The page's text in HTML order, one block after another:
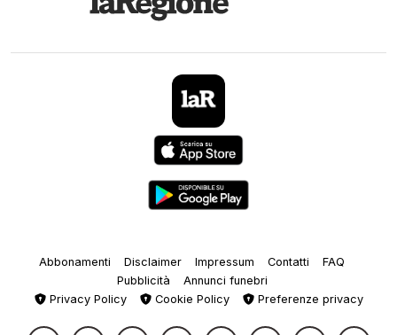
Abbonamenti Disclaimer Impressum Contatti
FAQ
Pubblicità
Annunci funebri
Privacy Policy
Cookie Policy Preferenze privacy